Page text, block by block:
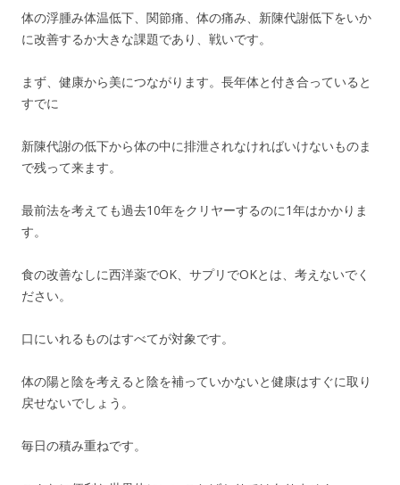
体の浮腫み体温低下、関節痛、体の痛み、新陳代謝低下をいか
に改善するか大きな課題であり、戦いです。
まず、健康から美につながります。長年体と付き合っていると
すでに
新陳代謝の低下から体の中に排泄されなければいけないものま
で残って来ます。
最前法を考えても過去10年をクリヤーするのに1年はかかりま
す。
食の改善なしに西洋薬でOK、サプリでOKとは、考えないでく
ださい。
口にいれるものはすべてが対象です。
体の陽と陰を考えると陰を補っていかないと健康はすぐに取り
戻せないでしょう。
毎日の積み重ねです。